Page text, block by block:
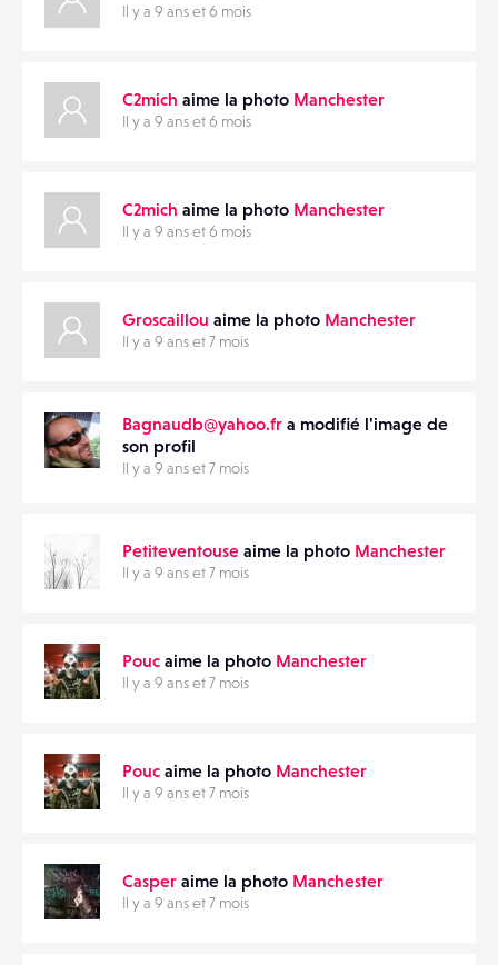
ÉVÉNEMENTS
Il y a 9 ans et 6 mois
C2mich aime la photo Manchester
Il y a 9 ans et 6 mois
C2mich aime la photo Manchester
Il y a 9 ans et 6 mois
Groscaillou aime la photo Manchester
Il y a 9 ans et 7 mois
Bagnaudb@yahoo.fr a modifié l'image de
son profil
Il y a 9 ans et 7 mois
Petiteventouse aime la photo Manchester
Il y a 9 ans et 7 mois
Pouc aime la photo Manchester
Il y a 9 ans et 7 mois
Pouc aime la photo Manchester
Il y a 9 ans et 7 mois
Casper aime la photo Manchester
Il y a 9 ans et 7 mois